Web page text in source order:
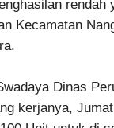
Kecamatan
Dinas
kerjanya,